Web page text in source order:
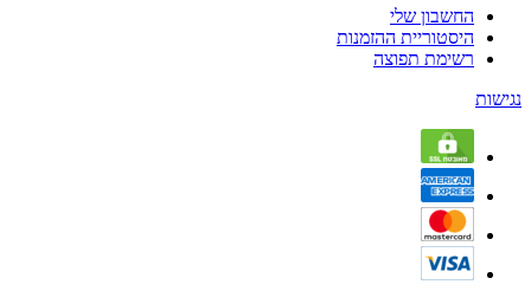
החשבון שלי
היסטוריית ההזמנות
רשימת תפוצה
נגישות